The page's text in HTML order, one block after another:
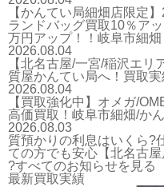
【かんてい局細畑店限定
ランドバッグ買取10％ア
万円アップ！！岐阜市細畑
2026.08.04
【北名古屋/一宮/稲沢エ
質屋かんてい局へ！買取実
2026.08.04
【買取強化中】オメガ/
高価買取！岐阜市細畑/か
2026.08.03
質預かりの利息はいくら?
ての方でも安心【北名古屋
?すべてのお知らせを見る
最新買取実績